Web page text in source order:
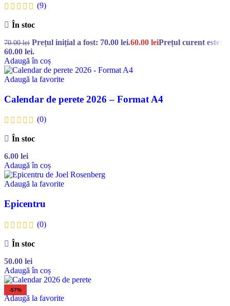
(9)
În stoc
70.00lei Prețul inițial a fost: 70.00 lei.60.00 leiPrețul curent este:
60.00 lei.
Adaugă în coș
Adaugă la favorite
Calendar de perete 2026 – Format A4
(0)
În stoc
6.00 lei
Adaugă în coș
Adaugă la favorite
Epicentru
(0)
În stoc
50.00 lei
Adaugă în coș
-57%
Adaugă la favorite